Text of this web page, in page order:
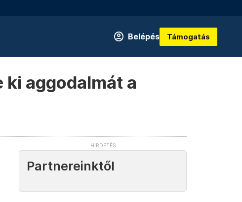
Belépés Támogatás
aggodalmát a
Partnereinktől